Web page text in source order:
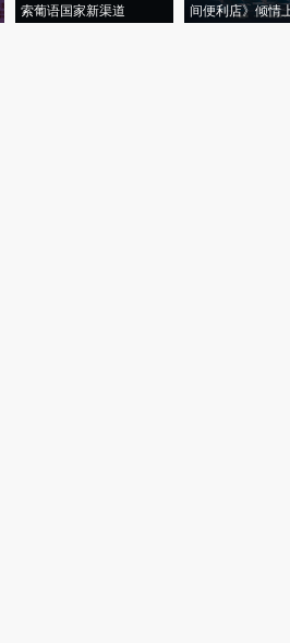
索葡语国家新渠道
间便利店》倾情